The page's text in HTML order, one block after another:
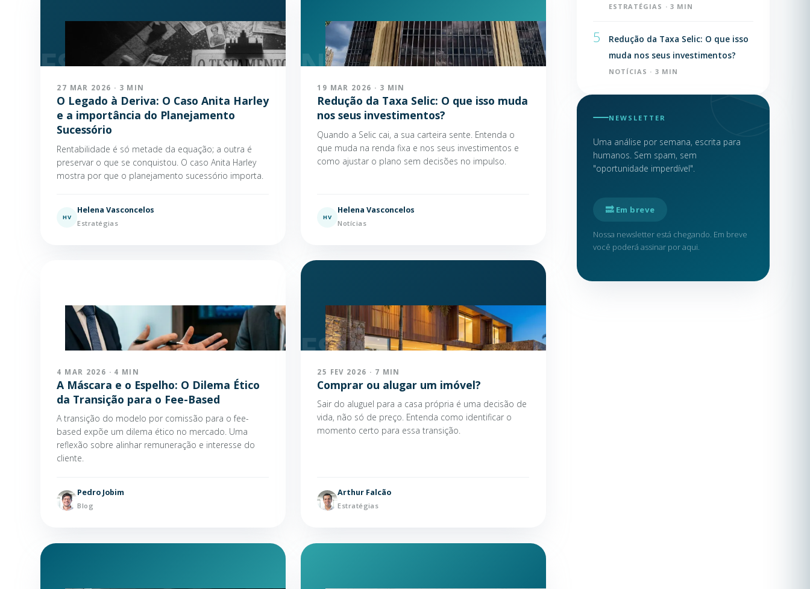
27 MAR 2026 · 3 MIN
O Legado à Deriva: O Caso Anita Harley
e a importância do Planejamento
Sucessório
Rentabilidade é só metade da equação; a outra é
preservar o que se conquistou. O caso Anita Harley
mostra por que o planejamento sucessório importa.
HV
Helena Vasconcelos
Estratégias
19 MAR 2026 · 3 MIN
Redução da Taxa Selic: O que isso muda
nos seus investimentos?
Quando a Selic cai, a sua carteira sente. Entenda o
que muda na renda fixa e nos seus investimentos e
como ajustar o plano sem decisões no impulso.
HV
Helena Vasconcelos
Notícias
4 MAR 2026 · 4 MIN
A Máscara e o Espelho: O Dilema Ético
da Transição para o Fee-Based
A transição do modelo por comissão para o fee-
based expõe um dilema ético no mercado. Uma
reflexão sobre alinhar remuneração e interesse do
cliente.
Pedro Jobim
Blog
25 FEV 2026 · 7 MIN
Comprar ou alugar um imóvel?
Sair do aluguel para a casa própria é uma decisão de
vida, não só de preço. Entenda como identificar o
momento certo para essa transição.
Arthur Falcão
Estratégias
ESTRATÉGIAS · 3 MIN
5
Redução da Taxa Selic: O que isso
muda nos seus investimentos?
NOTÍCIAS · 3 MIN
NEWSLETTER
Uma análise por semana, escrita para
humanos. Sem spam, sem
"oportunidade imperdível".
🔜 Em breve
Nossa newsletter está chegando. Em breve
você poderá assinar por aqui.